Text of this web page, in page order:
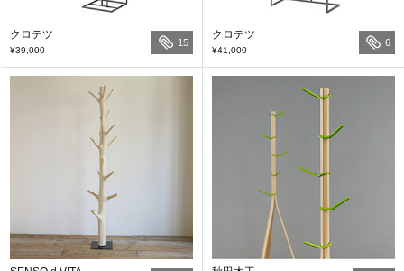
クロテツ
¥39,000
15
クロテツ
¥41,000
6